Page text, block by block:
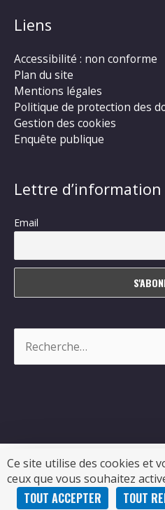
Ce site utilise des cookies et
ceux que vous souhaitez
TOUT ACCEPTER TOUT
Liens
Accessibilité : non conforme
Plan du site
Mentions légales
Politique de protection des
Gestion des cookies
Enquête publique
Lettre d’information
Email
Copyright © 2026